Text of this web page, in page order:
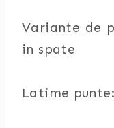
Variante de
in spate
Latime